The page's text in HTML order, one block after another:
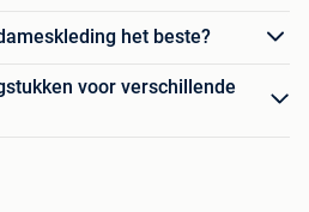
het beste?
voor verschillende